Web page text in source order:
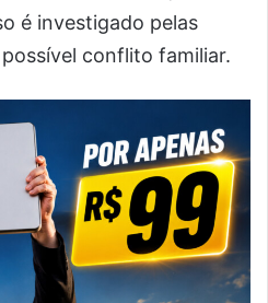
é investigado pelas
conflito familiar.